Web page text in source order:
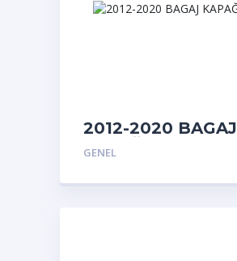
2012-2020 BAGAJ
KAPAĞI BOŞ
GENEL